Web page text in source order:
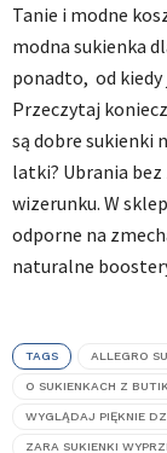
Tanie i modne
modna sukienka
ponadto, od kiedy
Przeczytaj
są dobre sukienki
latki? Ubrania
wizerunku. W
odporne na
naturalne
TAGS ALLEGRO
O SUKIENKACH Z BUTIK
WYGLĄDAJ PIĘKNIE
ZARA SUKIENKI